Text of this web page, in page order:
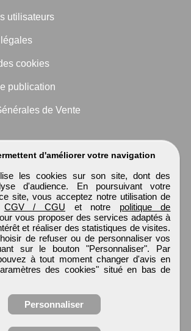
d'améliorer votre navigation
les cookies sur son site, dont des
d'audience. En poursuivant votre
site, vous acceptez notre utilisation de
CGV / CGU et notre politique de
vous proposer des services adaptés à
et réaliser des statistiques de visites.
de refuser ou de personnaliser vos
sur le bouton "Personnaliser". Par
à tout moment changer d'avis en
des cookies" situé en bas de
Personnaliser
utilisateurs
légales
cookies
publication
de Vente